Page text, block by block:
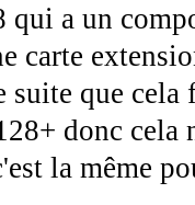
qui a un
carte
suite que
donc cela
la même